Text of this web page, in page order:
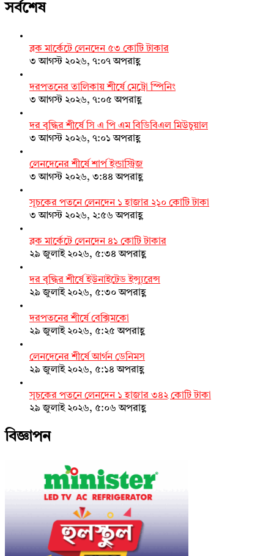
সর্বশেষ
ব্লক মার্কেটে লেনদেন ৫৩ কোটি টাকার
৩ আগস্ট ২০২৬, ৭:০৭ অপরাহ্ণ
দরপতনের তালিকায় শীর্ষে মেট্রো স্পিনিং
৩ আগস্ট ২০২৬, ৭:০৫ অপরাহ্ণ
দর বৃদ্ধির শীর্ষে সি এ পি এম বিডিবিএল মিউচুয়াল
৩ আগস্ট ২০২৬, ৭:০১ অপরাহ্ণ
লেনদেনের শীর্ষে শার্প ইন্ডাস্ট্রিজ
৩ আগস্ট ২০২৬, ৩:৪৪ অপরাহ্ণ
সূচকের পতনে লেনদেন ১ হাজার ২১০ কোটি টাকা
৩ আগস্ট ২০২৬, ২:৫৬ অপরাহ্ণ
ব্লক মার্কেটে লেনদেন ৪১ কোটি টাকার
২৯ জুলাই ২০২৬, ৫:৩৪ অপরাহ্ণ
দর বৃদ্ধির শীর্ষে ইউনাইটেড ইন্স্যুরেন্স
২৯ জুলাই ২০২৬, ৫:৩০ অপরাহ্ণ
দরপতনের শীর্ষে বেক্সিমকো
২৯ জুলাই ২০২৬, ৫:২৫ অপরাহ্ণ
লেনদেনের শীর্ষে আর্গন ডেনিমস
২৯ জুলাই ২০২৬, ৫:১৪ অপরাহ্ণ
সূচকের পতনে লেনদেন ১ হাজার ৩৪২ কোটি টাকা
২৯ জুলাই ২০২৬, ৫:০৬ অপরাহ্ণ
বিজ্ঞাপন